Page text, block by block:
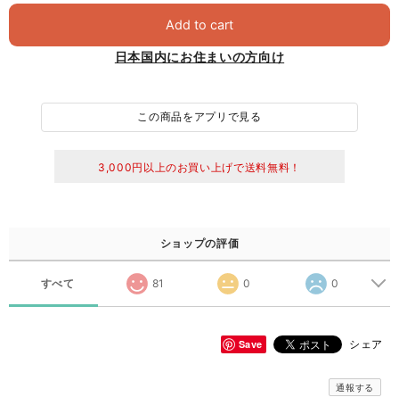
Add to cart
日本国内にお住まいの方向け
この商品をアプリで見る
3,000円以上のお買い上げで送料無料！
ショップの評価
すべて 81 0 0
Save シェア
通報する